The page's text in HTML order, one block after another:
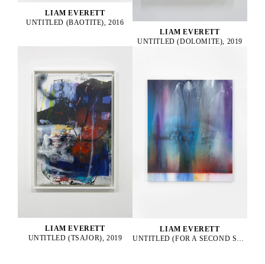
LIAM EVERETT
UNTITLED (BAOTITE), 2016
LIAM EVERETT
UNTITLED (DOLOMITE), 2019
LIAM EVERETT
UNTITLED (TSAJOR), 2019
LIAM EVERETT